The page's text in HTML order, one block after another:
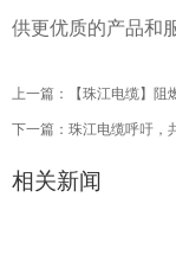
供更优质的产品和
上一篇： 【珠江电缆】
下一篇： 珠江电缆呼吁，
相关新闻